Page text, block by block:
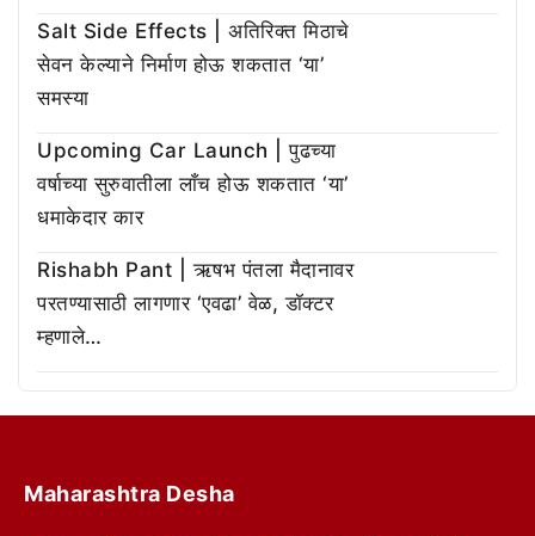
Salt Side Effects | अतिरिक्त मिठाचे
सेवन केल्याने निर्माण होऊ शकतात ‘या’
समस्या
Upcoming Car Launch | पुढच्या
वर्षाच्या सुरुवातीला लाँच होऊ शकतात ‘या’
धमाकेदार कार
Rishabh Pant | ऋषभ पंतला मैदानावर
परतण्यासाठी लागणार ‘एवढा’ वेळ, डॉक्टर
म्हणाले…
Maharashtra Desha